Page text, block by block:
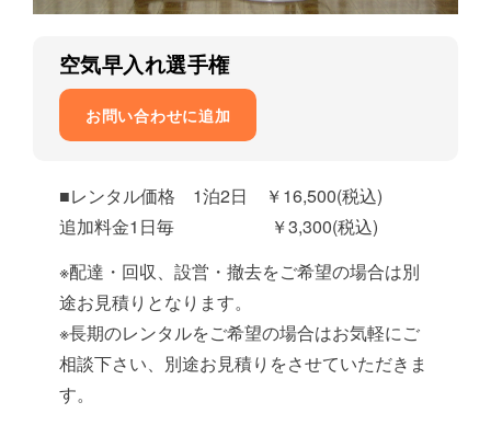
空気早入れ選手権
お問い合わせに追加
■レンタル価格 1泊2日 ￥16,500(税込)
追加料金1日毎 ￥3,300(税込)
※配達・回収、設営・撤去をご希望の場合は別
途お見積りとなります。
※長期のレンタルをご希望の場合はお気軽にご
相談下さい、別途お見積りをさせていただきま
す。